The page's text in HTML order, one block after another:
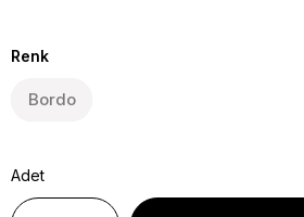
Renk
Bordo
Adet